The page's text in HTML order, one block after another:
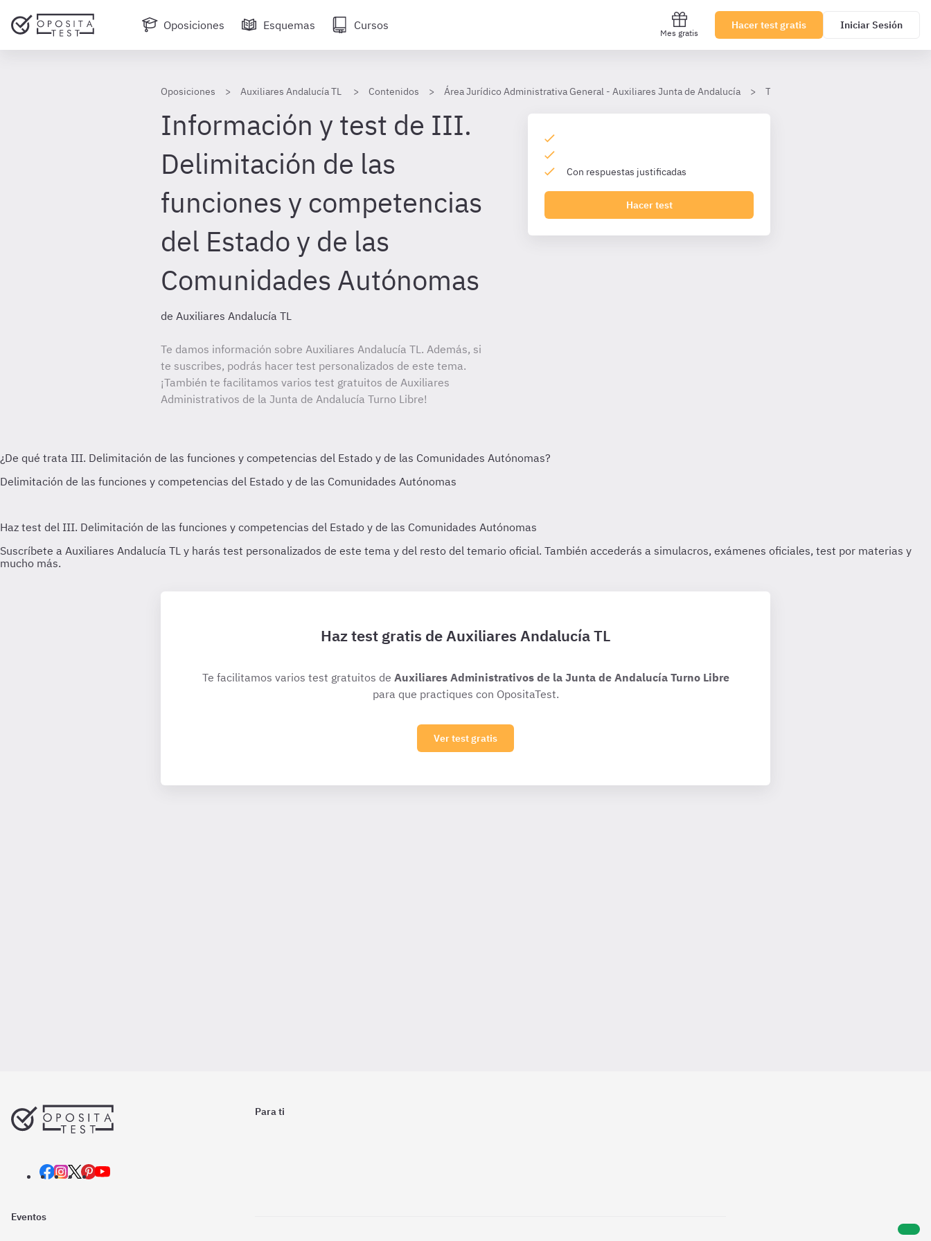
Oposiciones Esquemas Cursos
Mes gratis
Hacer test gratis Iniciar Sesión
Oposiciones Auxiliares Andalucía TL Contenidos Área Jurídico Administrativa General - Auxiliares Junta de Andalucía Tema 2
Información y test de III.
Delimitación de las
funciones y competencias
del Estado y de las
Comunidades Autónomas
de Auxiliares Andalucía TL
Te damos información sobre Auxiliares Andalucía TL. Además, si
te suscribes, podrás hacer test personalizados de este tema.
¡También te facilitamos varios test gratuitos de Auxiliares
Administrativos de la Junta de Andalucía Turno Libre!
Con respuestas justificadas
Hacer test
Haz test gratis de Auxiliares Andalucía TL
Te facilitamos varios test gratuitos de Auxiliares Administrativos de la Junta de Andalucía Turno Libre
para que practiques con OpositaTest.
Ver test gratis
Para ti
Eventos